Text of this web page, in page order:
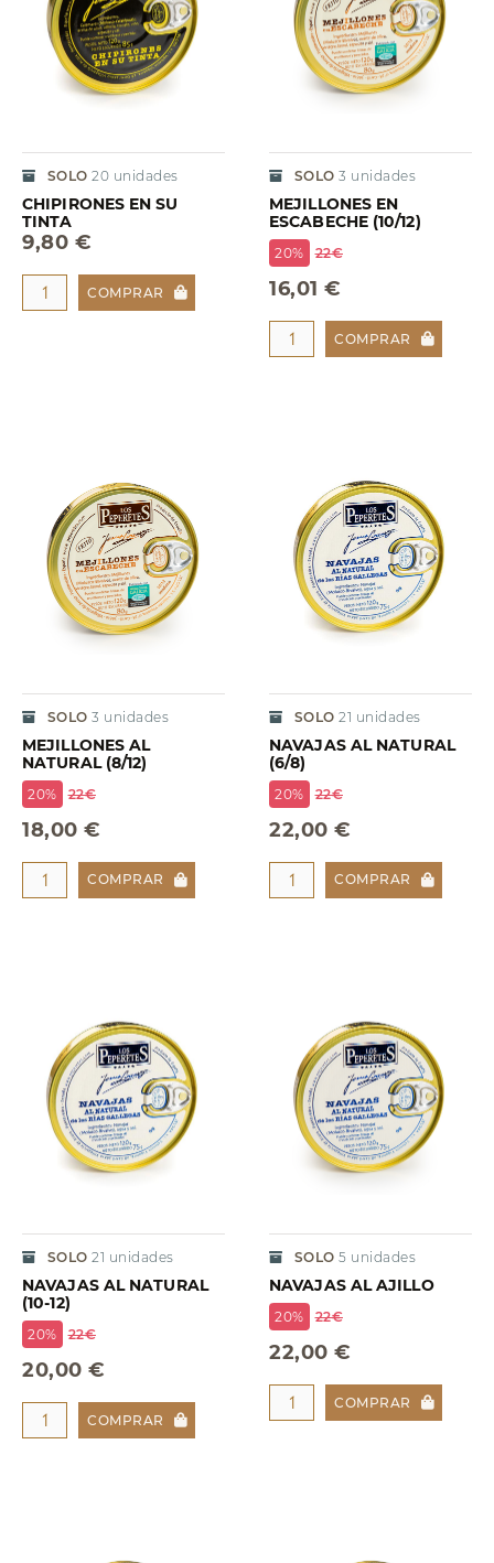
SOLO 20 unidades
CHIPIRONES EN SU
TINTA
9,80 €
COMPRAR
SOLO 3 unidades
MEJILLONES EN
ESCABECHE (10/12)
20% 22€
16,01 €
COMPRAR
SOLO 3 unidades
MEJILLONES AL
NATURAL (8/12)
20% 22€
18,00 €
COMPRAR
SOLO 21 unidades
NAVAJAS AL NATURAL
(6/8)
20% 22€
22,00 €
COMPRAR
SOLO 21 unidades
NAVAJAS AL NATURAL
(10-12)
20% 22€
20,00 €
COMPRAR
SOLO 5 unidades
NAVAJAS AL AJILLO
20% 22€
22,00 €
COMPRAR